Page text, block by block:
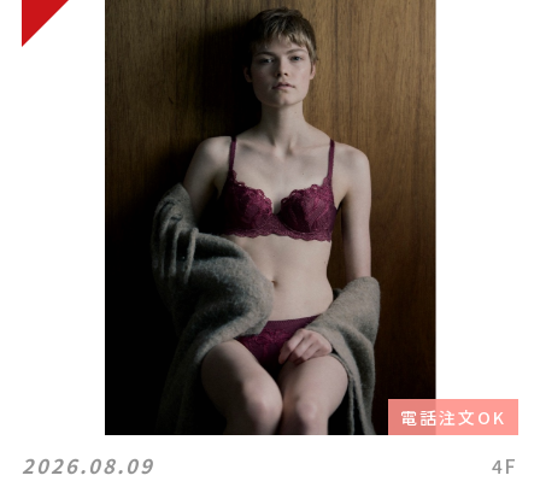
電話注文OK
2026.08.09 4F